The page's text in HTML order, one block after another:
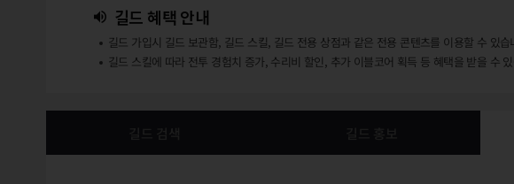
길드 혜택 안내
길드 가입시 길드 보관함, 길드 스킬, 길드 전용 상점과 같은 전용 콘텐츠를 이용할 수 있습
길드 스킬에 따라 전투 경험치 증가, 수리비 할인, 추가 이블코어 획득 등 혜택을 받을 수